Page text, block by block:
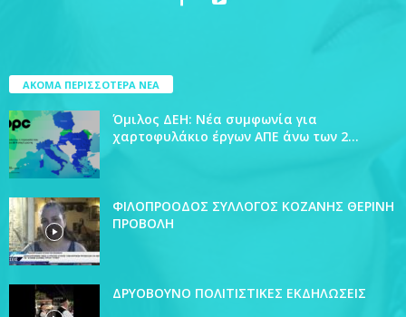
ΑΚΟΜΑ ΠΕΡΙΣΣΟΤΕΡΑ ΝΕΑ
Όμιλος ΔΕΗ: Νέα συμφωνία για
χαρτοφυλάκιο έργων ΑΠΕ άνω των 2...
ΦΙΛΟΠΡΟΟΔΟΣ ΣΥΛΛΟΓΟΣ ΚΟΖΑΝΗΣ ΘΕΡΙΝΗ
ΠΡΟΒΟΛΗ
ΔΡΥΟΒΟΥΝΟ ΠΟΛΙΤΙΣΤΙΚΕΣ ΕΚΔΗΛΩΣΕΙΣ